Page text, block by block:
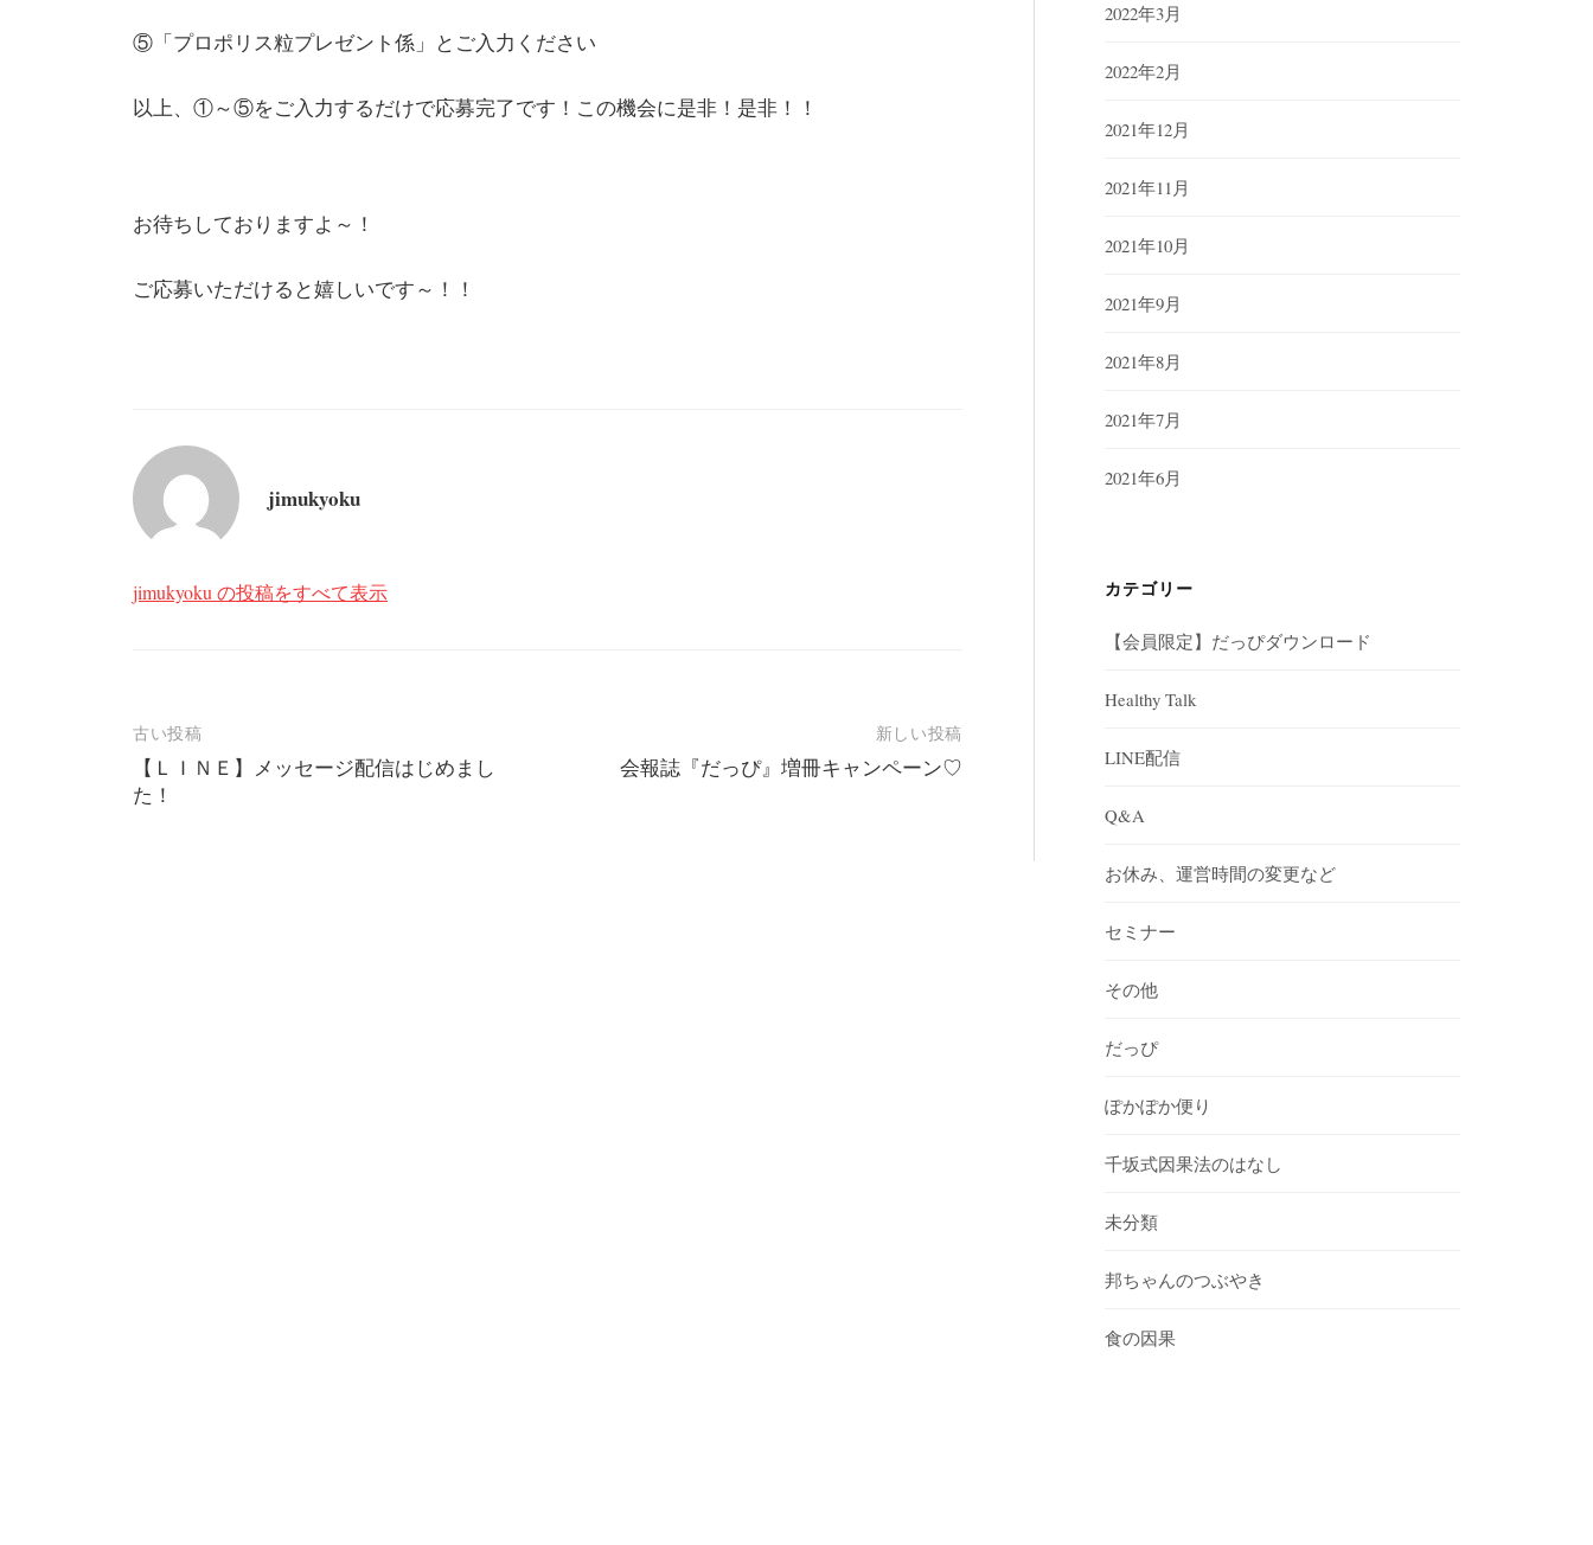
⑤「プロポリス粒プレゼント係」とご入力ください
以上、①～⑤をご入力するだけで応募完了です！この機会に是非！是非！！
お待ちしておりますよ～！
ご応募いただけると嬉しいです～！！
jimukyoku
jimukyoku の投稿をすべて表示
投
稿
ナ
古い投稿
【ＬＩＮＥ】メッセージ配信はじめまし
た！
新しい投稿
会報誌『だっぴ』増冊キャンペーン♡
2022年3月
2022年2月
2021年12月
2021年11月
2021年10月
2021年9月
2021年8月
2021年7月
2021年6月
カテゴリー
【会員限定】だっぴダウンロード
Healthy Talk
LINE配信
Q&A
お休み、運営時間の変更など
セミナー
その他
だっぴ
ぽかぽか便り
千坂式因果法のはなし
未分類
邦ちゃんのつぶやき
食の因果